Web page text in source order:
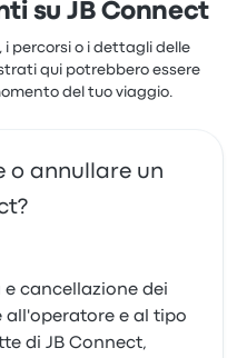
su JB Connect
i percorsi o i dettagli delle
qui potrebbero essere
del tuo viaggio.
o annullare un
cancellazione dei
all'operatore e al tipo
di JB Connect,